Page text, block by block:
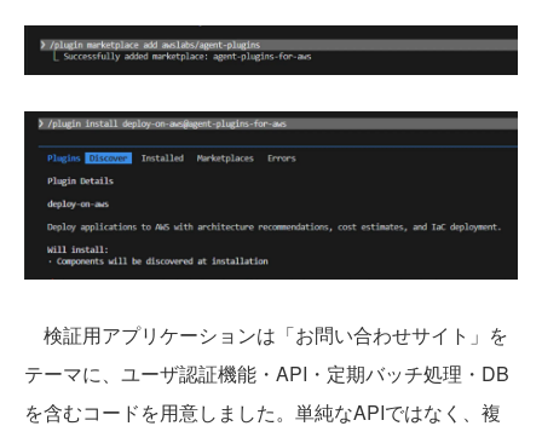
検証用アプリケーションは「お問い合わせサイト」を
テーマに、ユーザ認証機能・API・定期バッチ処理・DB
を含むコードを用意しました。単純なAPIではなく、複